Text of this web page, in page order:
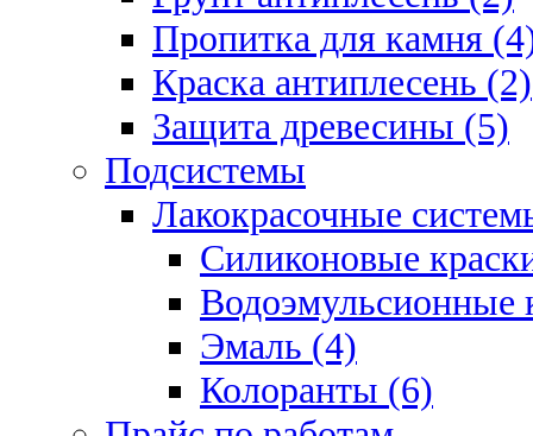
Пропитка для камня
Краска антиплесень (2)
Защита древесины (5)
Подсистемы
Лакокрасочные
Силиконовые
Водоэмульсионные
Эмаль (4)
Колоранты (6)